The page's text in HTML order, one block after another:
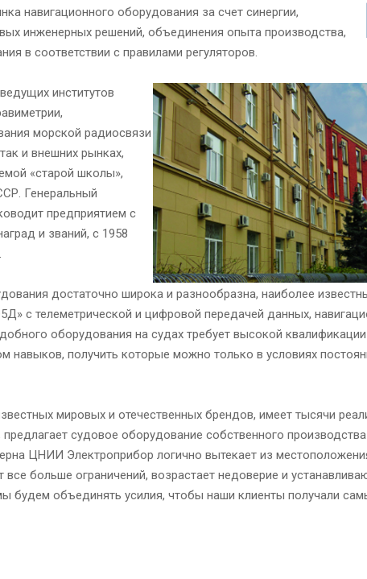
навигационного оборудования за счет синергии,
инженерных решений, объединения опыта производства,
в соответствии с правилами регуляторов.
институтов
морской радиосвязи
и внешних рынках,
«старой школы»,
Генеральный
предприятием с
и званий, с 1958
достаточно широка и разнообразна, наиболее
с телеметрической и цифровой передачей данных,
оборудования на судах требует высокой
навыков, получить которые можно только в условиях
мировых и отечественных брендов, имеет тысячи
судовое оборудование собственного
ЦНИИ Электроприбор логично вытекает из
больше ограничений, возрастает недоверие и
будем объединять усилия, чтобы наши клиенты получали